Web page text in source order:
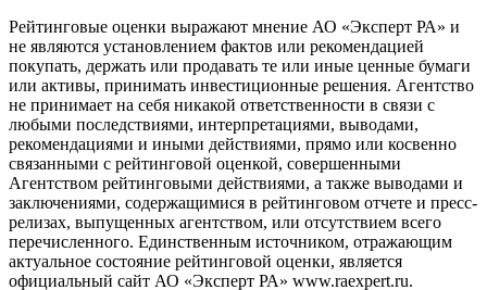
Рейтинговые оценки выражают мнение АО «Эксперт РА» и
не являются установлением фактов или рекомендацией
покупать, держать или продавать те или иные ценные бумаги
или активы, принимать инвестиционные решения. Агентство
не принимает на себя никакой ответственности в связи с
любыми последствиями, интерпретациями, выводами,
рекомендациями и иными действиями, прямо или косвенно
связанными с рейтинговой оценкой, совершенными
Агентством рейтинговыми действиями, а также выводами и
заключениями, содержащимися в рейтинговом отчете и пресс-
релизах, выпущенных агентством, или отсутствием всего
перечисленного. Единственным источником, отражающим
актуальное состояние рейтинговой оценки, является
официальный сайт АО «Эксперт РА» www.raexpert.ru.